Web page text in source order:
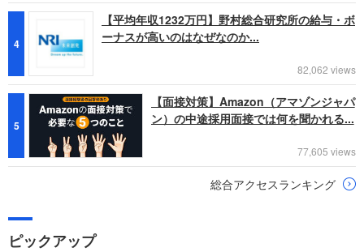
4
【平均年収1232万円】野村総合研究所の給与・ボ
ーナスが高いのはなぜなのか...
82,062 views
5
【面接対策】Amazon（アマゾンジャパ
ン）の中途採用面接では何を聞かれる...
77,605 views
総合アクセスランキング
ピックアップ